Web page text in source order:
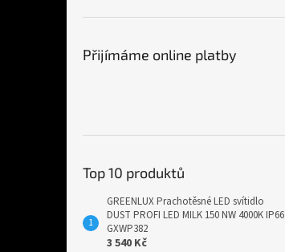
Přijímáme online platby
Top 10 produktů
GREENLUX Prachotěsné LED svítidlo
DUST PROFI LED MILK 150 NW 4000K IP66
GXWP382
3 540 Kč